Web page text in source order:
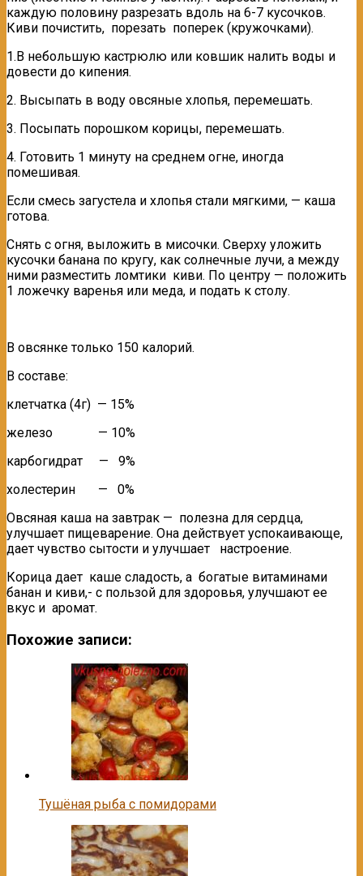
каждую половину разрезать вдоль на 6-7 кусочков.
Киви почистить, порезать поперек (кружочками).
1.В небольшую кастрюлю или ковшик налить воды и
довести до кипения.
2. Высыпать в воду овсяные хлопья, перемешать.
3. Посыпать порошком корицы, перемешать.
4. Готовить 1 минуту на среднем огне, иногда
помешивая.
Если смесь загустела и хлопья стали мягкими, — каша
готова.
Снять с огня, выложить в мисочки. Сверху уложить
кусочки банана по кругу, как солнечные лучи, а между
ними разместить ломтики киви. По центру — положить
1 ложечку варенья или меда, и подать к столу.
В овсянке только 150 калорий.
В составе:
клетчатка (4г) — 15%
железо — 10%
карбогидрат — 9%
холестерин — 0%
Овсяная каша на завтрак — полезна для сердца,
улучшает пищеварение. Она действует успокаивающе,
дает чувство сытости и улучшает настроение.
Корица дает каше сладость, а богатые витаминами
банан и киви,- с пользой для здоровья, улучшают ее
вкус и аромат.
Похожие записи:
Тушёная рыба с помидорами